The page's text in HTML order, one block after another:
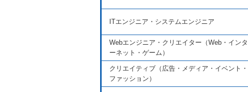
ITエンジニア・システムエンジニア
Webエンジニア・クリエイター（Web・インタ
ーネット・ゲーム）
クリエイティブ（広告・メディア・イベント・
ファッション）